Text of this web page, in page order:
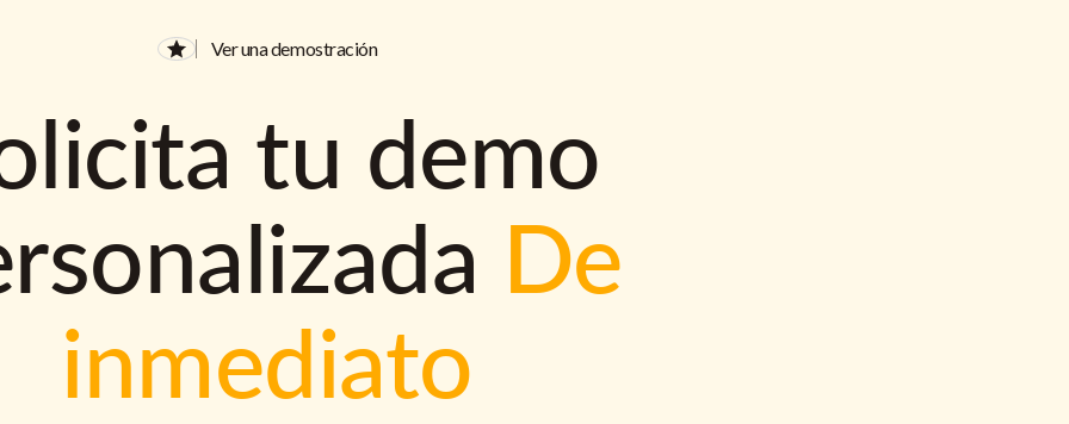
Ver una demostración
tu demo
De
inmediato